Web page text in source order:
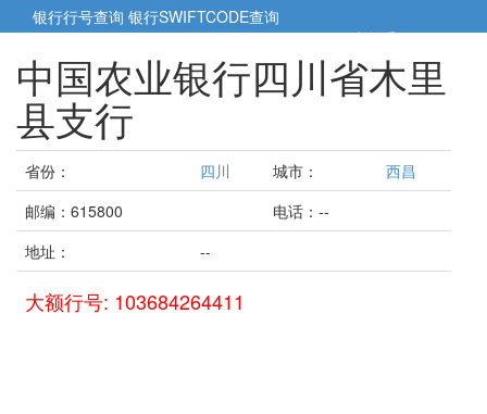
银行行号查询 银行SWIFTCODE查询
5cm小帮手5cm.cn
中国农业银行四川省木里
县支行
省份： 四川 城市：
西昌
邮编：615800
电话：--
地址：
--
大额行号: 103684264411